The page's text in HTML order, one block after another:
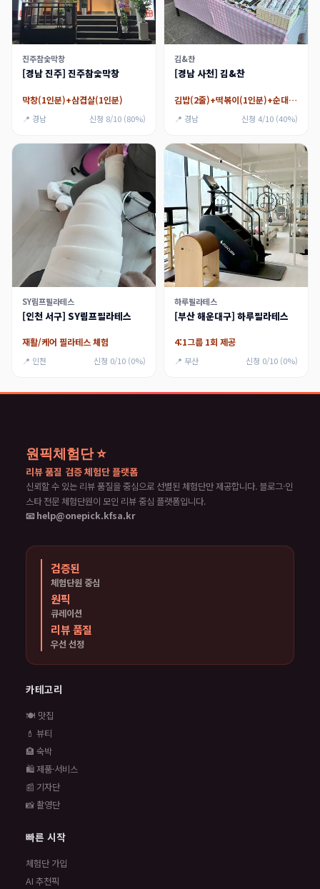
진주참숯막창
[경남 진주] 진주참숯막창
막창(1인분)+삼겹살(1인분)
📍 경남 신청 8/10 (80%)
김&찬
[경남 사천] 김&찬
김밥(2줄)+떡볶이(1인분)+순대(1인분)
📍 경남 신청 4/10 (40%)
SY림프필라테스
[인천 서구] SY림프필라테스
재활/케어 필라테스 체험
📍 인천 신청 0/10 (0%)
하루필라테스
[부산 해운대구] 하루필라테스
4:1그룹 1회 제공
📍 부산 신청 0/10 (0%)
원픽체험단 ⭐
리뷰 품질 검증 체험단 플랫폼
신뢰할 수 있는 리뷰 품질을 중심으로 선별된 체험단만 제공합니다. 블로그·인
스타 전문 체험단원이 모인 리뷰 중심 플랫폼입니다.
📧 help@onepick.kfsa.kr
검증된
체험단원 중심
원픽
큐레이션
리뷰 품질
우선 선정
카테고리
🍽️ 맛집
💄 뷰티
🏨 숙박
🛍️ 제품·서비스
📰 기자단
📸 촬영단
빠른 시작
체험단 가입
AI 추천픽